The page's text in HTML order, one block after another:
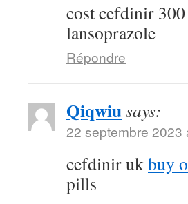
cost cefdinir
lansoprazole
Répondre
Qiqwiusays:
22 septembre 2023
cefdinir ukbuy
pills